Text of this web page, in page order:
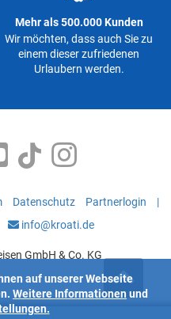
Mehr als 500.000 Kunden
Wir möchten, dass auch Sie zu
einem dieser zufriedenen
Urlaubern werden.
Datenschutz Partnerlogin
|
info@kroati.de
GmbH & Co. KG
auf unserer Webseite
Weitere Informationen und